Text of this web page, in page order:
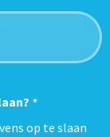
*
op te slaan